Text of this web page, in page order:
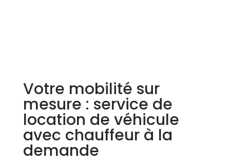
Votre mobilité sur
mesure : service de
location de véhicule
avec chauffeur à la
demande